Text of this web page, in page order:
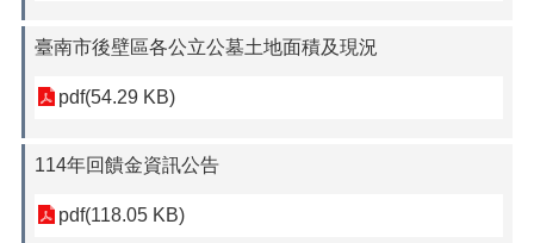
臺南市後壁區各公立公墓土地面積及現況
pdf(54.29 KB)
114年回饋金資訊公告
pdf(118.05 KB)